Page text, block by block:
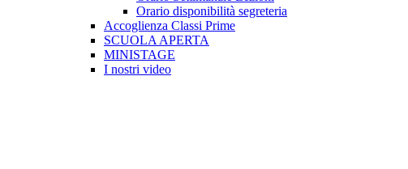
Orario disponibilità segreteria
Accoglienza Classi Prime
SCUOLA APERTA
MINISTAGE
I nostri video